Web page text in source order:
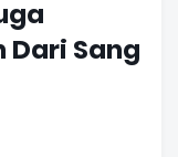
Dari Sang